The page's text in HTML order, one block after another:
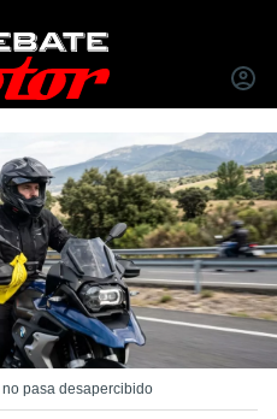
INICIAR
pasa desapercibido